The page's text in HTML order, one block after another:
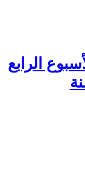
من الأسبوع الرابع